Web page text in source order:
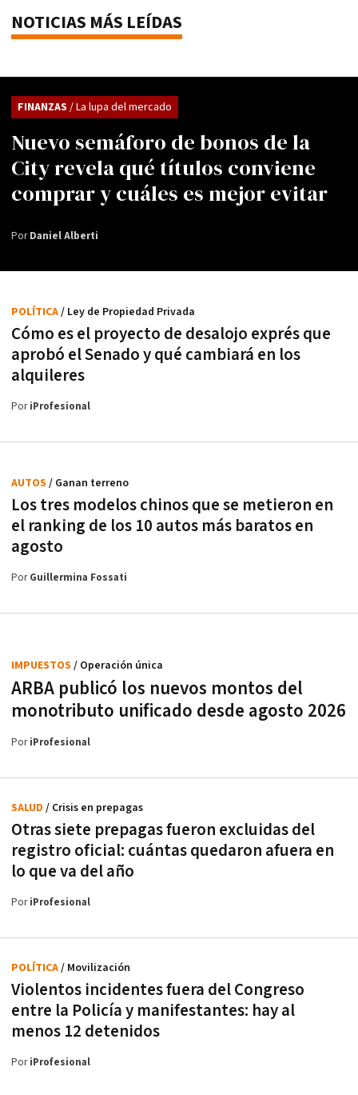
NOTICIAS MÁS LEÍDAS
Nuevo semáforo de bonos de la
City revela qué títulos conviene
comprar y cuáles es mejor evitar
FINANZAS / La lupa del mercado
PorDaniel Alberti
Cómo es el proyecto de desalojo exprés que
aprobó el Senado y qué cambiará en los
alquileres
POLÍTICA/ Ley de Propiedad Privada
PoriProfesional
Los tres modelos chinos que se metieron en
el ranking de los 10 autos más baratos en
agosto
AUTOS / Ganan terreno
PorGuillermina Fossati
ARBA publicó los nuevos montos del
monotributo unificado desde agosto 2026
IMPUESTOS / Operación única
PoriProfesional
Otras siete prepagas fueron excluidas del
registro oficial: cuántas quedaron afuera en
lo que va del año
SALUD / Crisis en prepagas
PoriProfesional
Violentos incidentes fuera del Congreso
entre la Policía y manifestantes: hay al
menos 12 detenidos
POLÍTICA/ Movilización
PoriProfesional